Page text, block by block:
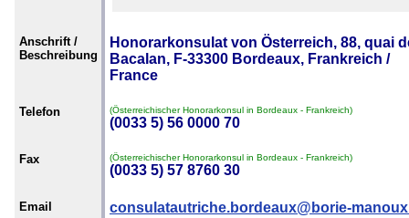
Anschrift /
Beschreibung
Honorarkonsulat von Österreich, 88, quai
Bacalan, F-33300 Bordeaux, Frankreich /
France
Telefon (Österreichischer Honorarkonsul in Bordeaux - Frankreich)
(0033 5) 56 0000 70
Fax (Österreichischer Honorarkonsul in Bordeaux - Frankreich)
(0033 5) 57 8760 30
Email consulatautriche.bordeaux@borie-